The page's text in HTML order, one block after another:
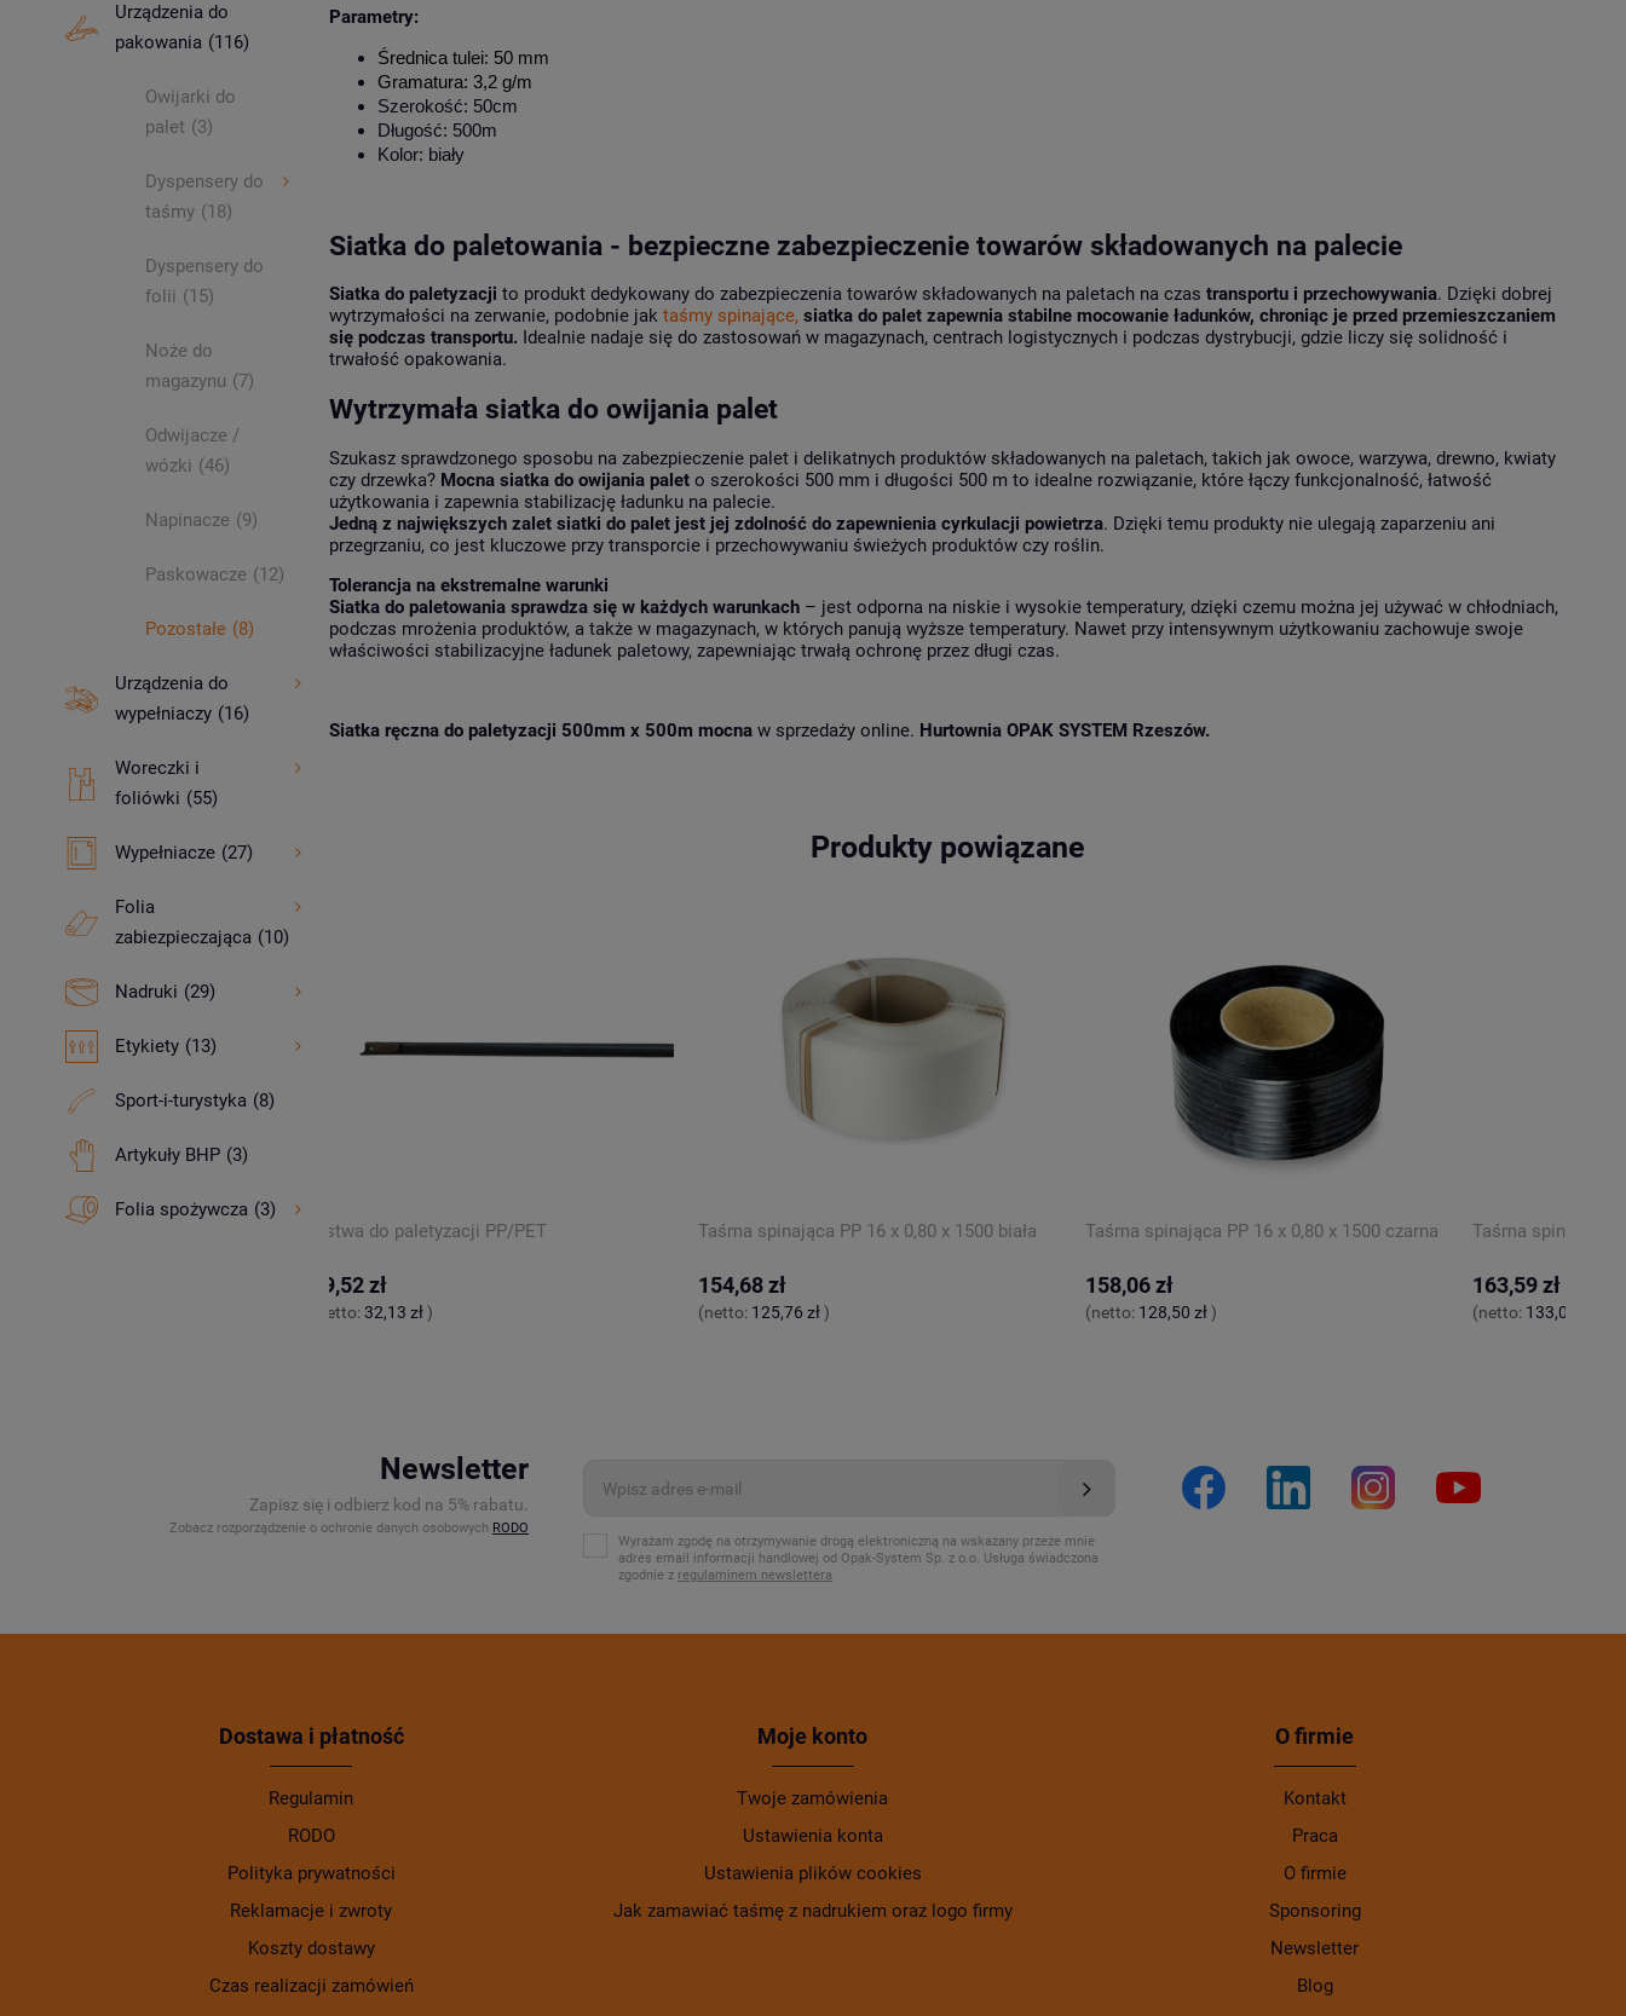
Urządzenia do
pakowania (116)
Owijarki do
palet (3)
Dyspensery do
taśmy (18)
Dyspensery do
folii (15)
Noże do
magazynu (7)
Odwijacze /
wózki (46)
Napinacze (9)
Paskowacze (12)
Pozostałe (8)
Urządzenia do
wypełniaczy (16)
Woreczki i
foliówki (55)
Wypełniacze (27)
Folia
zabiezpieczająca (10)
Nadruki (29)
Etykiety (13)
Sport-i-turystyka (8)
Artykuły BHP (3)
Folia spożywcza (3)
Parametry:
Średnica tulei: 50 mm
Gramatura: 3,2 g/m
Szerokość: 50cm
Długość: 500m
Kolor: biały
Siatka do paletowania - bezpieczne zabezpieczenie towarów składowanych na palecie
Siatka do paletyzacji to produkt dedykowany do zabezpieczenia towarów składowanych na paletach na czas transportu i przechowywania. Dzięki dobrej
wytrzymałości na zerwanie, podobnie jak taśmy spinające, siatka do palet zapewnia stabilne mocowanie ładunków, chroniąc je przed przemieszczaniem
się podczas transportu.Idealnie nadaje się do zastosowań w magazynach, centrach logistycznych i podczas dystrybucji, gdzie liczy się solidność i
trwałość opakowania.
Wytrzymała siatka do owijania palet
Szukasz sprawdzonego sposobu na zabezpieczenie palet i delikatnych produktów składowanych na paletach, takich jak owoce, warzywa, drewno, kwiaty
czy drzewka?Mocna siatka do owijania paleto szerokości 500 mm i długości 500 m to idealne rozwiązanie, które łączy funkcjonalność, łatwość
użytkowania i zapewnia stabilizację ładunku na palecie.
Jedną z największych zalet siatki do palet jest jej zdolność do zapewnienia cyrkulacji powietrza. Dzięki temu produkty nie ulegają zaparzeniu ani
przegrzaniu, co jest kluczowe przy transporcie i przechowywaniu świeżych produktów czy roślin.
Tolerancja na ekstremalne warunki
Siatka do paletowania sprawdza się w każdych warunkach– jest odporna na niskie i wysokie temperatury, dzięki czemu można jej używać w chłodniach,
podczas mrożenia produktów, a także w magazynach, w których panują wyższe temperatury. Nawet przy intensywnym użytkowaniu zachowuje swoje
właściwości stabilizacyjne ładunek paletowy, zapewniając trwałą ochronę przez długi czas.
Siatka ręczna do paletyzacji 500mm x 500m mocna w sprzedaży online. Hurtownia OPAK SYSTEM Rzeszów.
Produkty powiązane
Listwa do paletyzacji PP/PET
39,52 zł
(netto:32,13 zł)
Taśma spinająca PP 16 x 0,80 x 1500 biała
154,68 zł
(netto:125,76 zł)
Taśma spinająca PP 16 x 0,80 x 1500 czarna
158,06 zł
(netto:128,50 zł)
powiadom o
dostępności
Taśma spinająca
163,59 zł
(netto:133,00 zł
Newsletter
Zapisz się i odbierz kod na 5% rabatu.
Zobacz rozporządzenie o ochronie danych osobowych RODO
Wyrażam zgodę na otrzymywanie drogą elektroniczną na wskazany przeze mnie
adres email informacji handlowej od Opak-System Sp. z o.o. Usługa świadczona
zgodnie z regulaminem newslettera
Dostawa i płatność
Regulamin
RODO
Polityka prywatności
Reklamacje i zwroty
Koszty dostawy
Czas realizacji zamówień
Moje konto
Twoje zamówienia
Ustawienia konta
Ustawienia plików cookies
Jak zamawiać taśmę z nadrukiem oraz logo firmy
O firmie
Kontakt
Praca
O firmie
Sponsoring
Newsletter
Blog